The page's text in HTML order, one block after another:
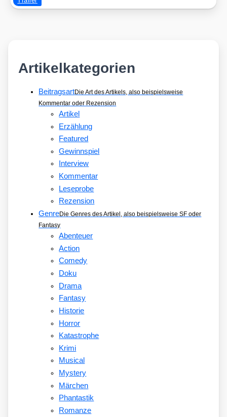
Artikelkategorien
BeitragsartDie Art des Artikels, also beispielsweise
Kommentar oder Rezension
Artikel
Erzählung
Featured
Gewinnspiel
Interview
Kommentar
Leseprobe
Rezension
GenreDie Genres des Artikel, also beispielsweise SF oder
Fantasy
Abenteuer
Action
Comedy
Doku
Drama
Fantasy
Historie
Horror
Katastrophe
Krimi
Musical
Mystery
Märchen
Phantastik
Romanze